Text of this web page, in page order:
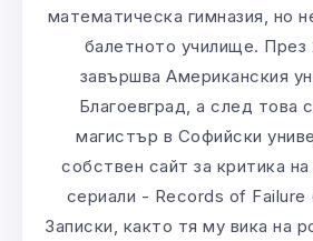
математическа гимназия, но
балетното училище. През
завършва Американския
Благоевград, а след това
магистър в Софийски
собствен сайт за критика
сериали - Records of Failure
Записки, както тя му вика на